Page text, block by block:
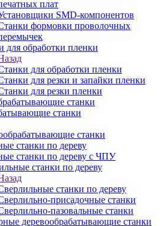
плат
SMD-компонентов
формовки проволочных
для обработки пленки
для обработки пленки
для резки и запайки пленки
для резки пленки
станки
станки
станки
станки по дереву
станки по дереву с ЧПУ
станки по дереву
станки по дереву
присадочные станки
пазовальные станки
деревообрабатывающие станки